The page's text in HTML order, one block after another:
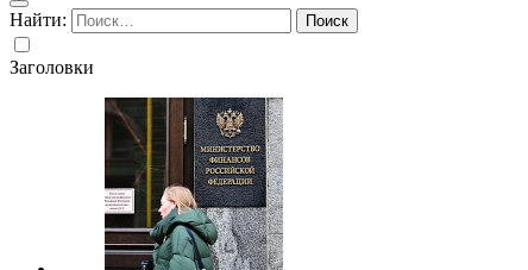
Найти:
Заголовки